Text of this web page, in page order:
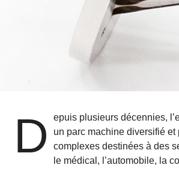
D
epuis plusieurs décennies,
un parc machine diversifié
complexes destinées à des
le médical, l’automobile, la